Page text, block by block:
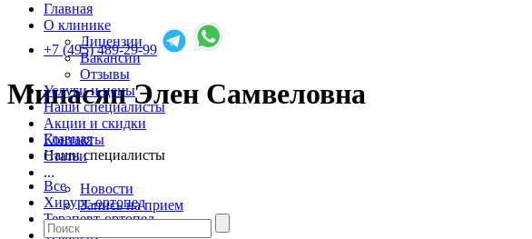
Главная
О клинике
Лицензии
Вакансии
Отзывы
Услуги и цены
Наши специалисты
Акции и скидки
Контакты
Статьи
...
Новости
Запись на прием
+7 (495) 489-29-99
Минасян Элен Самвеловна
Главная
Наши специалисты
Все
Хирург-ортопед
Терапевт-ортопед
Терапевт